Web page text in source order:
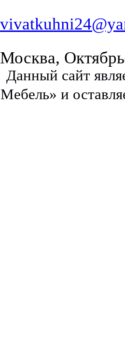
Москва,
Данный сайт
Мебель» и